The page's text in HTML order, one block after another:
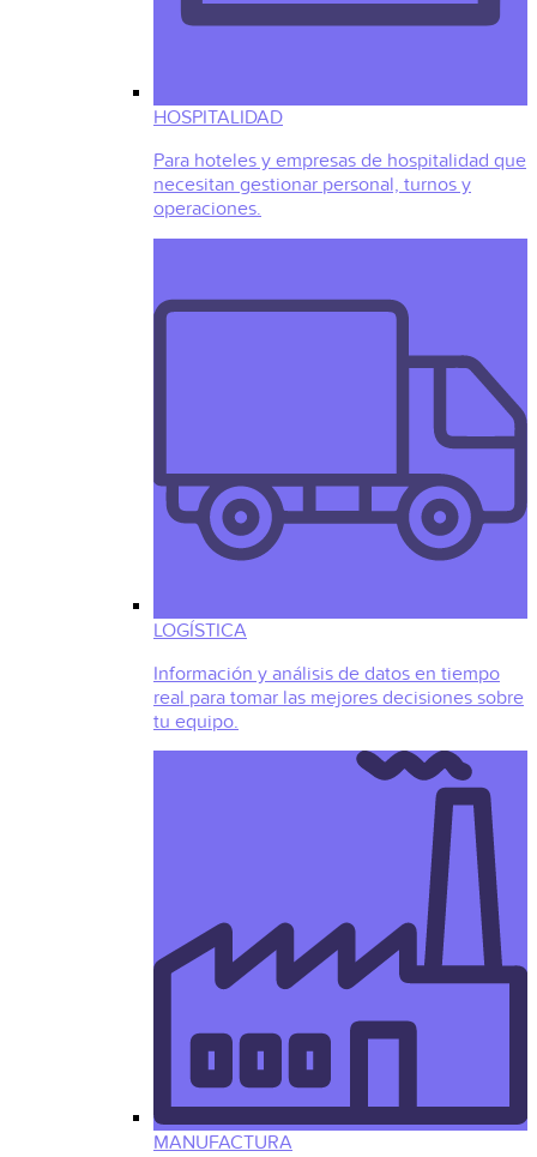
HOSPITALIDAD
Para hoteles y empresas de hospitalidad que
necesitan gestionar personal, turnos y
operaciones.
LOGÍSTICA
Información y análisis de datos en tiempo
real para tomar las mejores decisiones sobre
tu equipo.
MANUFACTURA